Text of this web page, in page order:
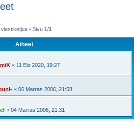
viestiketjua • Sivu 1/1
Aiheet
« 11 Elo 2020, 19:27
« 06 Marras 2006, 21:58
« 04 Marras 2006, 21:31